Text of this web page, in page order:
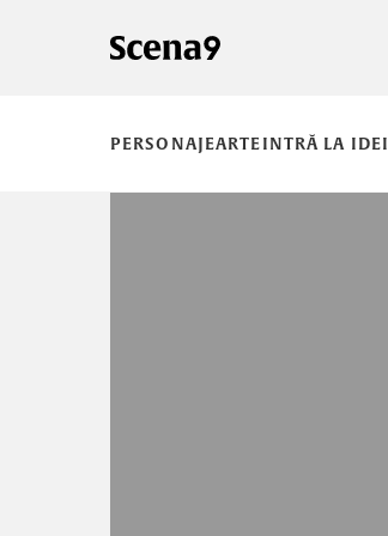
PERSONAJEARTEINTRĂ LA IDEI